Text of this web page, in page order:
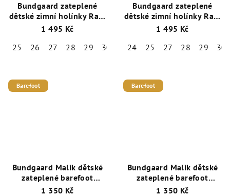
Bundgaard zateplené
dětské zimní holínky Rain
Blush
1 495 Kč
25
26 27 28 29 30 31 32 33 34 35
Bundgaard zateplené
dětské zimní holínky Rain
Black
1 495 Kč
24
25 27 28 29 30
Barefoot
Bundgaard Malik dětské
zateplené barefoot
holínky / Rose Sparkle
1 350 Kč
Barefoot
Bundgaard Malik dětské
zateplené barefoot
holínky / Navy Dino
1 350 Kč